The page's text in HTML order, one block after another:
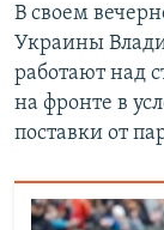
В своем
Украины
работают над
на фронте в
поставки от